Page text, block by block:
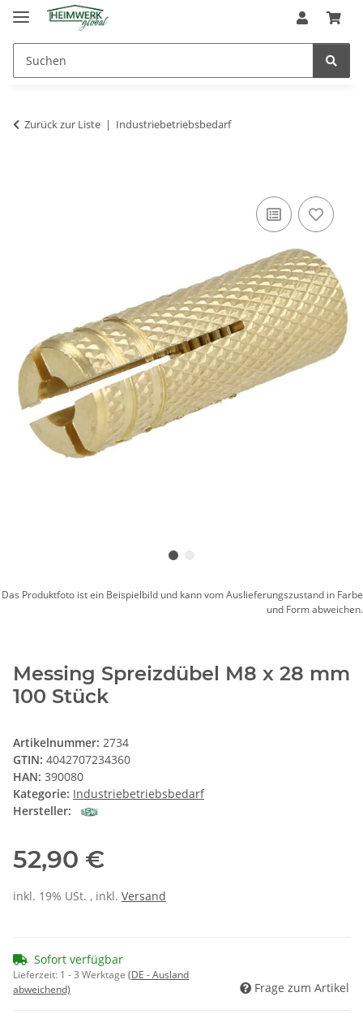
Zurück zur Liste Industriebetriebsbedarf
Das Produktfoto ist ein Beispielbild und kann vom Auslieferungszustand in Farbe
und Form abweichen.
Messing Spreizdübel M8 x 28 mm
100 Stück
Artikelnummer: 2734
GTIN: 4042707234360
HAN: 390080
Kategorie: Industriebetriebsbedarf
Hersteller:
52,90 €
inkl. 19% USt. , inkl. Versand
Sofort verfügbar
Lieferzeit: 1 - 3 Werktage (DE - Ausland
abweichend)
Frage zum Artikel